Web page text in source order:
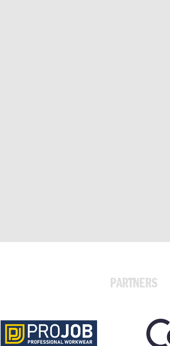
PARTNERS